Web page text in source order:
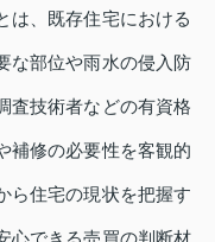
は、既存住宅における
な部位や雨水の侵入防
査技術者などの有資格
補修の必要性を客観的
ら住宅の現状を把握す
心できる売買の判断材